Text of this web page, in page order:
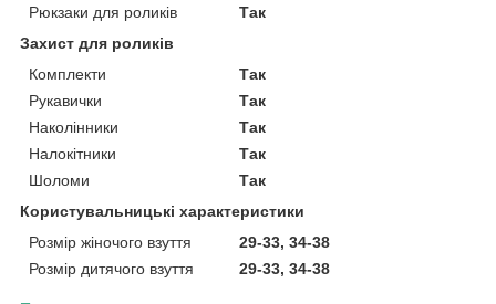
Рюкзаки для роликів
Так
Захист для роликів
Комплекти
Так
Рукавички
Так
Наколінники
Так
Налокітники
Так
Шоломи
Так
Користувальницькі характеристики
Розмір жіночого взуття
29-33, 34-38
Розмір дитячого взуття
29-33, 34-38